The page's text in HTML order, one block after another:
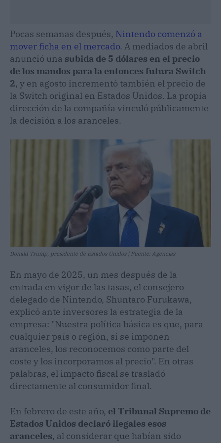
Pocas semanas después, Nintendo comenzó a
mover ficha en el mercado. A mediados de abril
anunció una subida de 5 dólares en el precio
de los mandos para la entonces futura Switch
2, y en agosto incrementó también el precio de
la Switch original en Estados Unidos. La propia
dirección de la compañía vinculó públicamente
la decisión a los aranceles.
Donald Trump, presidente de Estados Unidos | Fuente: Agencias
En mayo de 2025, un mes después de la
entrada en vigor de las tasas, el consejero
delegado de Nintendo, Shuntaro Furukawa,
explicó ante inversores la estrategia de la
empresa: "Nuestra política básica es que, para
cualquier país o región, si se imponen
aranceles, los reconocemos como parte del
coste y los incorporamos al precio". En otras
palabras, el impacto fiscal se trasladó
directamente al consumidor final.
En febrero de este año, el Tribunal Supremo de
Estados Unidos declaró ilegales esos
aranceles, al considerar que habían sido